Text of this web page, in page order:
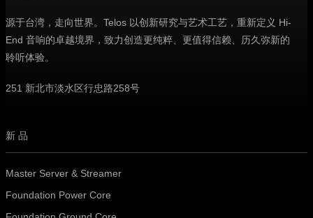
源于台湾，走向世界。Telos 以创新研究与艺术工艺，重新定义 Hi-
End 音响的卓越境界，致力创造更纯粹、更值得信赖、历久弥新的
聆听体验。
251 新北市淡水区行忠路258号
新品
Master Server & Streamer
Foundation Power Core